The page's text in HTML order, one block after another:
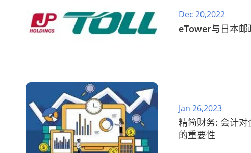
Dec 20,2022
eTower与日本邮
Jan 26,2023
精简财务: 会计对
的重要性